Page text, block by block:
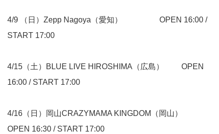
4/9 （日）Zepp Nagoya（愛知） OPEN 16:00 /
START 17:00
4/15（土）BLUE LIVE HIROSHIMA（広島） OPEN
16:00 / START 17:00
4/16（日）岡山CRAZYMAMA KINGDOM（岡山）
OPEN 16:30 / START 17:00